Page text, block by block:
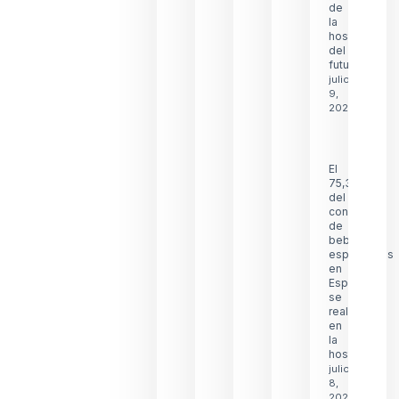
de
la
hostelería
del
futuro
julio
9,
2026
El
75,3%
del
consumo
de
bebidas
espirituosas
en
España
se
realiza
en
la
hostelería
julio
8,